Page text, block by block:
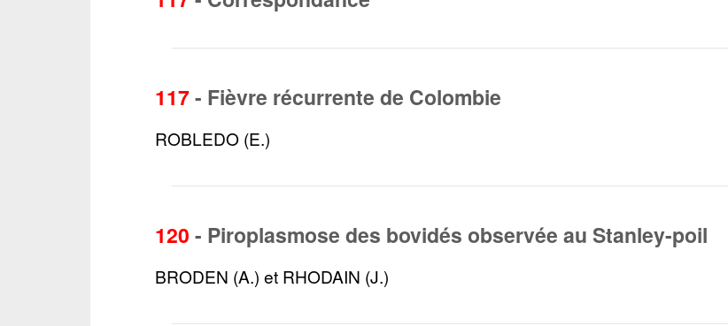
117- Fièvre récurrente de Colombie
ROBLEDO (E.)
120 - Piroplasmose des bovidés observée au Stanley-poil
BRODEN (A.) et RHODAIN (J.)